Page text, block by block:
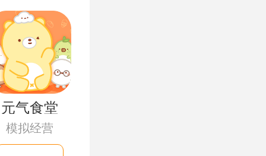
元气食堂
模拟经营